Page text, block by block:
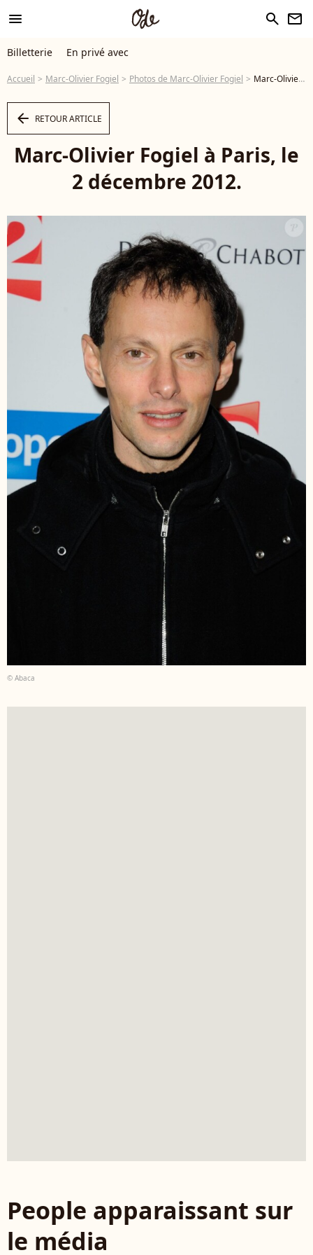
menu search newsletter
Billetterie En privé avec
Accueil Marc-Olivier Fogiel Photos de Marc-Olivier Fogiel Marc-Olivier Fogiel à Paris, le 2 décembre 2012. - Photo
arrow_left RETOUR ARTICLE
Marc-Olivier Fogiel à Paris, le
2 décembre 2012.
© Abaca
People apparaissant sur
le média